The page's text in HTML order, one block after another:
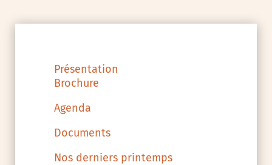
Présentation
Brochure
Agenda
Documents
Nos derniers printemps